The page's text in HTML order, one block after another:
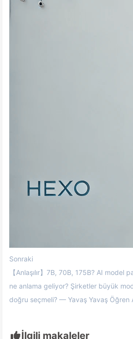
Sonraki
【Anlaşılır】7B, 70B, 175B? AI model
ne anlama geliyor? Şirketler büyük
doğru seçmeli? — Yavaş Yavaş Öğren
İlgili makaleler